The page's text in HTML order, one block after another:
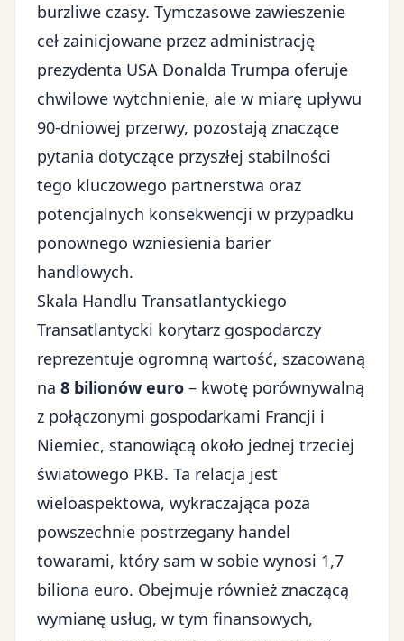
burzliwe czasy. Tymczasowe zawieszenie
ceł zainicjowane przez administrację
prezydenta USA Donalda Trumpa oferuje
chwilowe wytchnienie, ale w miarę upływu
90-dniowej przerwy, pozostają znaczące
pytania dotyczące przyszłej stabilności
tego kluczowego partnerstwa oraz
potencjalnych konsekwencji w przypadku
ponownego wzniesienia barier
handlowych.
Skala Handlu Transatlantyckiego
Transatlantycki korytarz gospodarczy
reprezentuje ogromną wartość, szacowaną
na 8 bilionów euro – kwotę porównywalną
z połączonymi gospodarkami Francji i
Niemiec, stanowiącą około jednej trzeciej
światowego PKB. Ta relacja jest
wieloaspektowa, wykraczająca poza
powszechnie postrzegany handel
towarami, który sam w sobie wynosi 1,7
biliona euro. Obejmuje również znaczącą
wymianę usług, w tym finansowych,